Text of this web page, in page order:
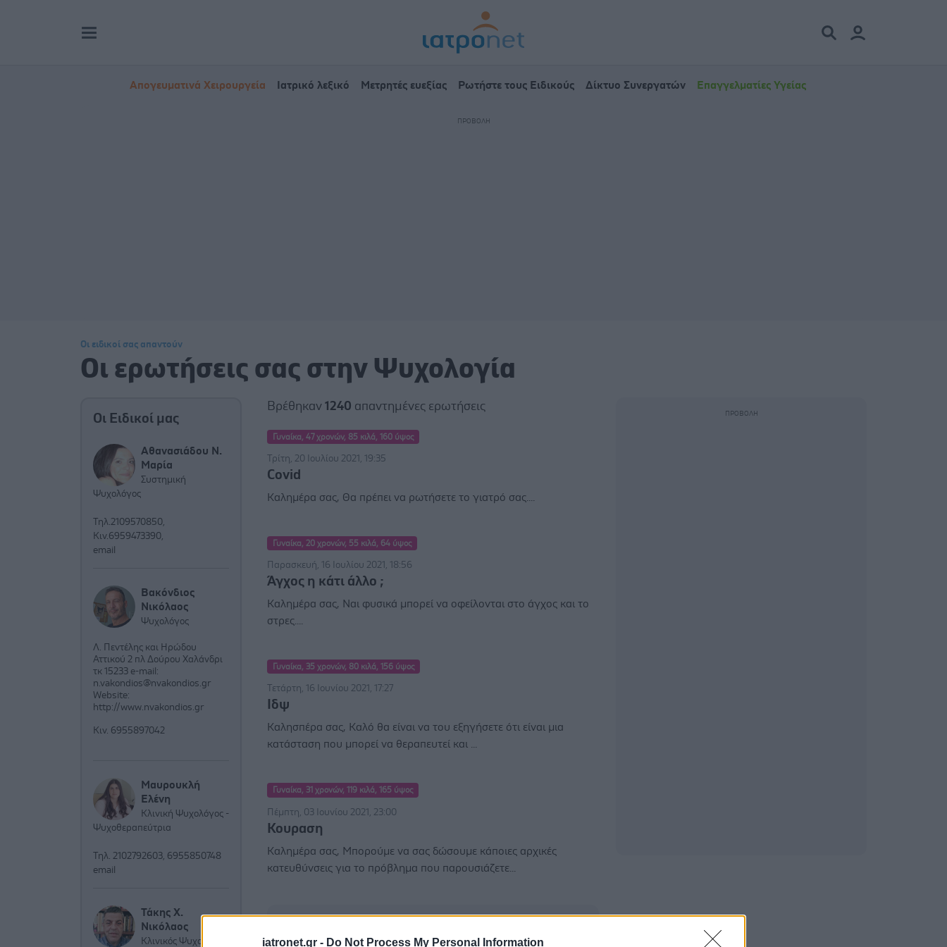
iatronet.gr - Do Not Process My Personal Information
Απογευματινά Χειρουργεία Ιατρικό λεξικό Μετρητές ευεξίας Ρωτήστε τους Ειδικούς Δίκτυο Συνεργατών Επαγγελματίες Υγείας
Οι ειδικοί σας απαντούν
Οι ερωτήσεις σας στην Ψυχολογία
Οι Ειδικοί μας
Αθανασιάδου Ν.
Μαρία
Συστημική
Ψυχολόγος
Τηλ.2109570850,
Κιν.6959473390,
email
Βακόνδιος
Νικόλαος
Ψυχολόγος
Λ. Πεντέλης και Ηρώδου
Αττικού 2 πλ Δούρου Χαλάνδρι
τκ 15233 e-mail:
n.vakondios@nvakondios.gr
Website:
http://www.nvakondios.gr
Κιν. 6955897042
Μαυρουκλή
Ελένη
Κλινική Ψυχολόγος -
Ψυχοθεραπεύτρια
Τηλ. 2102792603, 6955850748
email
Τάκης Χ.
Νικόλαος
Κλινικός Ψυχολόγος
Βρέθηκαν1240 απαντημένες ερωτήσεις
Γυναίκα, 47 χρονών, 85 κιλά, 160 ύψος
Τρίτη, 20 Ιουλίου 2021, 19:35
Covid
Καλημέρα σας, Θα πρέπει να ρωτήσετε το γιατρό σας....
Γυναίκα, 20 χρονών, 55 κιλά, 64 ύψος
Παρασκευή, 16 Ιουλίου 2021, 18:56
Άγχος η κάτι άλλο ;
Καλημέρα σας, Ναι φυσικά μπορεί να οφείλονται στο άγχος και το
στρες....
Γυναίκα, 35 χρονών, 80 κιλά, 156 ύψος
Τετάρτη, 16 Ιουνίου 2021, 17:27
Ιδψ
Καλησπέρα σας, Καλό θα είναι να του εξηγήσετε ότι είναι μια
κατάσταση που μπορεί να θεραπευτεί και ...
Γυναίκα, 31 χρονών, 119 κιλά, 165 ύψος
Πέμπτη, 03 Ιουνίου 2021, 23:00
Κουραση
Καλημέρα σας, Μπορούμε να σας δώσουμε κάποιες αρχικές
κατευθύνσεις για το πρόβλημα που παρουσιάζετε...